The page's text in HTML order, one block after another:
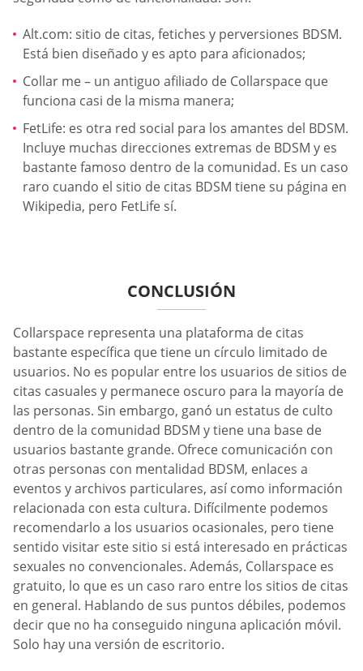
Alt.com: sitio de citas, fetiches y perversiones BDSM.
Está bien diseñado y es apto para aficionados;
Collar me – un antiguo afiliado de Collarspace que
funciona casi de la misma manera;
FetLife: es otra red social para los amantes del BDSM.
Incluye muchas direcciones extremas de BDSM y es
bastante famoso dentro de la comunidad. Es un caso
raro cuando el sitio de citas BDSM tiene su página en
Wikipedia, pero FetLife sí.
CONCLUSIÓN
Collarspace representa una plataforma de citas
bastante específica que tiene un círculo limitado de
usuarios. No es popular entre los usuarios de sitios de
citas casuales y permanece oscuro para la mayoría de
las personas. Sin embargo, ganó un estatus de culto
dentro de la comunidad BDSM y tiene una base de
usuarios bastante grande. Ofrece comunicación con
otras personas con mentalidad BDSM, enlaces a
eventos y archivos particulares, así como información
relacionada con esta cultura. Difícilmente podemos
recomendarlo a los usuarios ocasionales, pero tiene
sentido visitar este sitio si está interesado en prácticas
sexuales no convencionales. Además, Collarspace es
gratuito, lo que es un caso raro entre los sitios de citas
en general. Hablando de sus puntos débiles, podemos
decir que no ha conseguido ninguna aplicación móvil.
Solo hay una versión de escritorio.